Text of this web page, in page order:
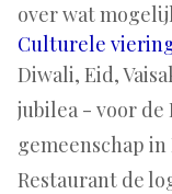
over wat
Culturele
Diwali, Eid,
jubilea - voor de
gemeenschap
Restaurant de